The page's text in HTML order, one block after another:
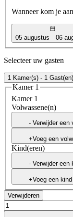
Wanneer kom je
05 augustus 06
Selecteer uw gasten
1 Kamer(s) - 1 Gast(en)
Kamer 1
Kamer 1
Volwassene(n)
- Verwijder een
+Voeg een
Kind(eren)
- Verwijder een
+Voeg een
Verwijderen